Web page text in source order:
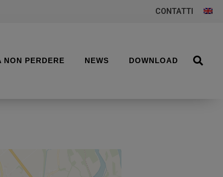
CONTATTI
NON PERDERE NEWS DOWNLOAD